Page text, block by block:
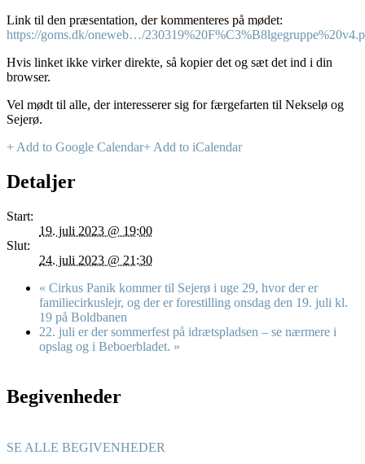
Link til den præsentation, der kommenteres på mødet:
https://goms.dk/oneweb…/
Hvis linket ikke virker direkte, så kopier det og sæt det ind i din
browser.
Vel mødt til alle, der interesserer sig for færgefarten til Nekselø og
Sejerø.
+ Add to Google Calendar+ Add to iCalendar
Detaljer
Start:
19. juli 2023 @ 19:00
Slut:
24. juli 2023 @ 21:30
« Cirkus Panik kommer til Sejerø i uge 29, hvor der er
familiecirkuslejr, og der er forestilling onsdag den 19. juli kl.
19 på Boldbanen
22. juli er der sommerfest på idrætspladsen – se nærmere i
opslag og i Beboerbladet. »
Begivenheder
SE ALLE BEGIVENHEDER